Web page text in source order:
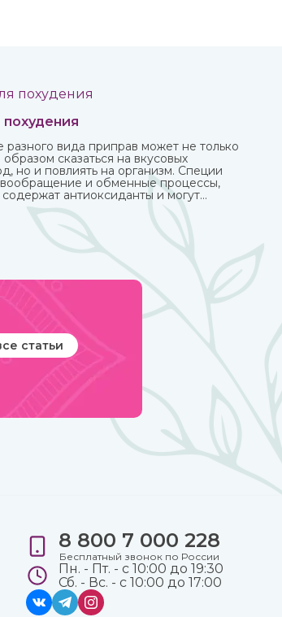
разного вида приправ может не только
сказаться на вкусовых
но и повлиять на организм. Специи
и обменные процессы,
антиоксиданты и могут
придать сил и энергии.
в том числе чисто восточные, вы
в интернет-магазине ИндоКитай.
статьи
8 800 7 000 228
Бесплатный звонок по России
Пн. - Пт. - с 10:00 до 19:30
Сб. - Вс. - с 10:00 до 17:00